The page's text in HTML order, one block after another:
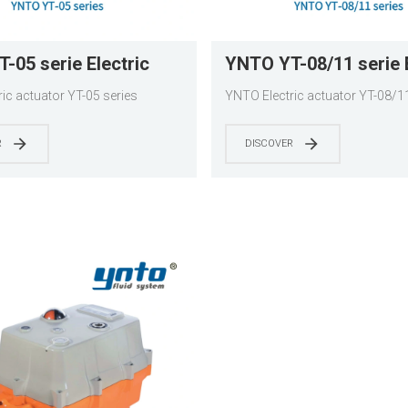
05 serie Electric
actuator YT-05 series
YNTO YT-08/11 serie
valve actuator
YNTO Electric actuator YT-08/
DISCOVER